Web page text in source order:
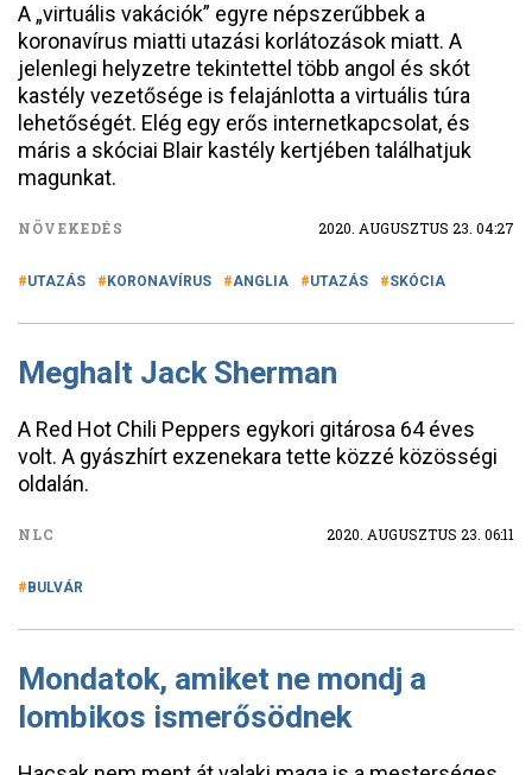
A „virtuális vakációk” egyre népszerűbbek a
koronavírus miatti utazási korlátozások miatt. A
jelenlegi helyzetre tekintettel több angol és skót
kastély vezetősége is felajánlotta a virtuális túra
lehetőségét. Elég egy erős internetkapcsolat, és
máris a skóciai Blair kastély kertjében találhatjuk
magunkat.
NÖVEKEDÉS 2020. AUGUSZTUS 23. 04:27
UTAZÁS KORONAVÍRUS ANGLIA UTAZÁS SKÓCIA
Meghalt Jack Sherman
A Red Hot Chili Peppers egykori gitárosa 64 éves
volt. A gyászhírt exzenekara tette közzé közösségi
oldalán.
NLC 2020. AUGUSZTUS 23. 06:11
BULVÁR
Mondatok, amiket ne mondj a
lombikos ismerősödnek